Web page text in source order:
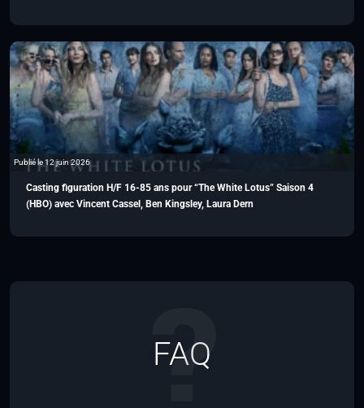
Publié le 12 juin 2026
Casting figuration H/F 16-85 ans pour “The White Lotus” Saison 4
(HBO) avec Vincent Cassel, Ben Kingsley, Laura Dern
FAQ